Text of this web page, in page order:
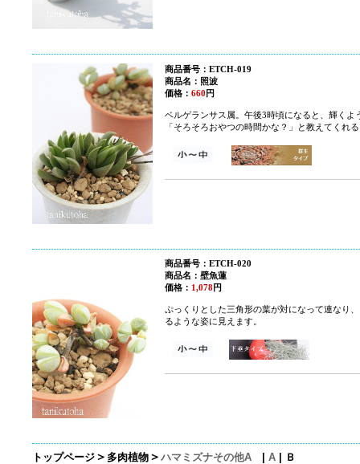
商品番号：ETCH-019
商品名：照波
価格： 660 円
ベルゲランサス属。 午後3時頃になると、輝くよ
「そろそろおやつの時間かな？」と教えてくれ
商品番号：ETCH-020
商品名：壁魚蓮
価格： 1,078円
ぷっくりとした三角形の葉が対になって連なり
るような姿に見えます。
トップページ ＞ 多肉植物 ＞ ハマミズナその他A A Ｂ